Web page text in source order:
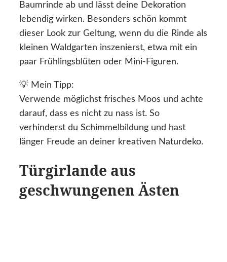
Baumrinde ab und lässt deine Dekoration
lebendig wirken. Besonders schön kommt
dieser Look zur Geltung, wenn du die Rinde als
kleinen Waldgarten inszenierst, etwa mit ein
paar Frühlingsblüten oder Mini-Figuren.
💡 Mein Tipp:
Verwende möglichst frisches Moos und achte
darauf, dass es nicht zu nass ist. So
verhinderst du Schimmelbildung und hast
länger Freude an deiner kreativen Naturdeko.
Türgirlande aus
geschwungenen Ästen